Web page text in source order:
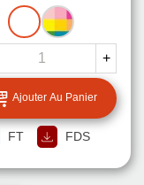
BLANCMISE
A
TEINTE
+
Ajouter Au Panier
FT FDS